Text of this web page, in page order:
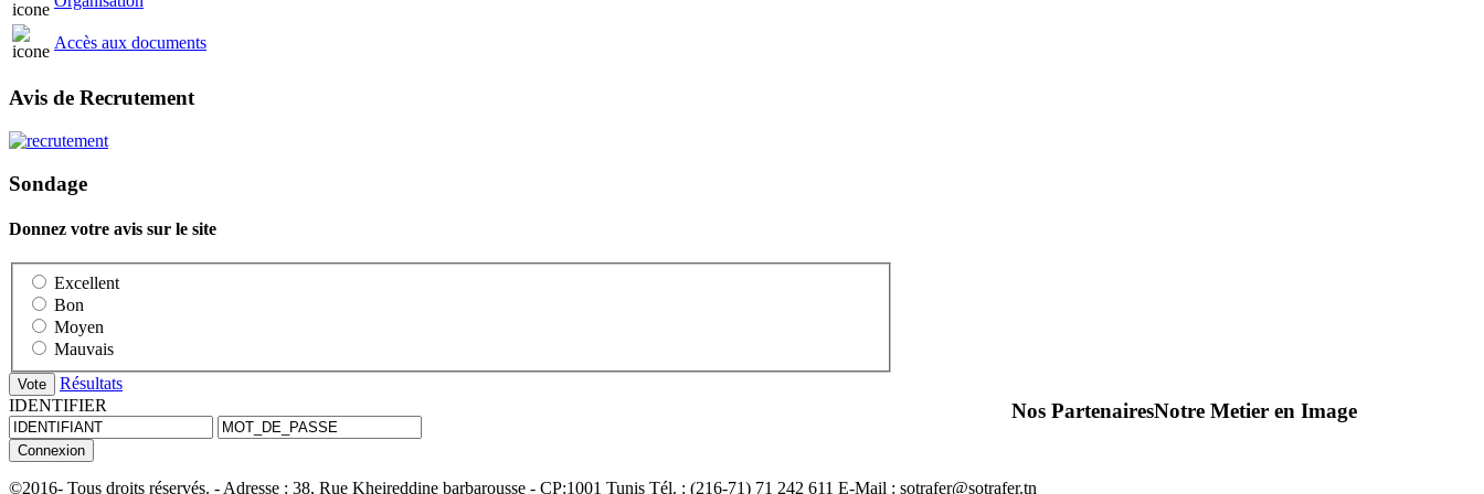
Accès aux documents
Avis de Recrutement
Sondage
Donnez votre avis sur le site
Excellent
Bon
Moyen
Mauvais
Résultats
IDENTIFIER
Nos PartenairesNotre Metier en Image
©2016- Tous droits réservés. - Adresse : 38, Rue Kheireddine barbarousse - CP:1001 Tunis Tél. : (216-71) 71 242 611 E-Mail : sotrafer@sotrafer.tn